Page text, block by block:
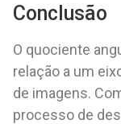
Conclusão
O quociente
relação a um
de imagens.
processo de